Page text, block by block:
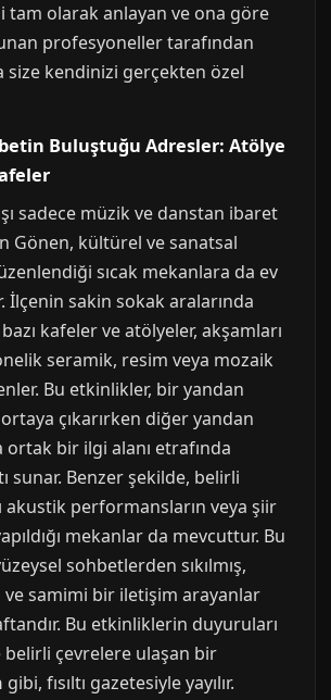
tam olarak anlayan ve ona göre
profesyoneller tarafından
size kendinizi gerçekten özel
Buluştuğu Adresler: Atölye
sadece müzik ve danstan ibaret
Gönen, kültürel ve sanatsal
sıcak mekanlara da ev
İlçenin sakin sokak aralarında
kafeler ve atölyeler, akşamları
seramik, resim veya mozaik
Bu etkinlikler, bir yandan
ortaya çıkarırken diğer yandan
bir ilgi alanı etrafında
sunar. Benzer şekilde, belirli
akustik performansların veya şiir
mekanlar da mevcuttur. Bu
sohbetlerden sıkılmış,
samimi bir iletişim arayanlar
Bu etkinliklerin duyuruları
belirli çevrelere ulaşan bir
gibi, fısıltı gazetesiyle yayılır.